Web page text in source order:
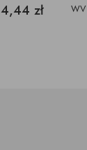
4,44 zł